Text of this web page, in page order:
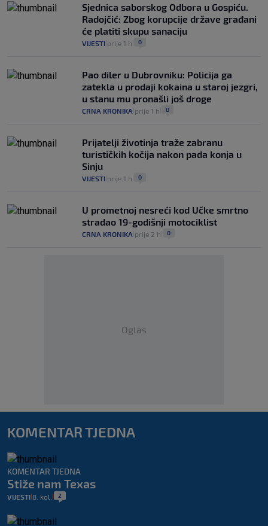
Sjednica saborskog Odbora u Gospiću.
Radojčić: Zbog korupcije države građani
će platiti skupu sanaciju
VIJESTI prije 1 h 0
Pao diler u Dubrovniku: Policija ga
zatekla u prodaji kokaina u staroj jezgri,
u stanu mu pronašli još droge
CRNA KRONIKA prije 1 h 0
Prijatelji životinja traže zabranu
turističkih kočija nakon pada konja u
Sinju
VIJESTI prije 1 h 0
U prometnoj nesreći kod Učke smrtno
stradao 19-godišnji motociklist
CRNA KRONIKA prije 2 h 0
Oglas
KOMENTAR TJEDNA
KOMENTAR TJEDNA
Stiže nam Texas
VIJESTI 8. kol. 2